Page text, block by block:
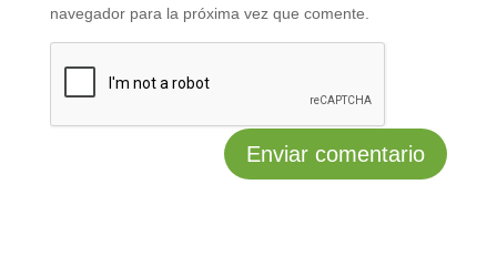
navegador para la próxima vez que comente.